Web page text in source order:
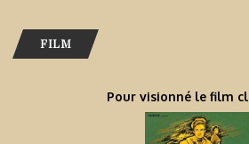
FILM
Pour visionné le film